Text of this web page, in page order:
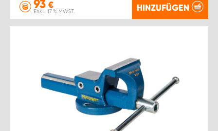
93 €
EXKL. 17 % MWST. HINZUFÜGEN